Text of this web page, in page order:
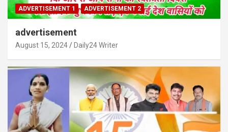
ADVERTISEMENT 1 ADVERTISEMENT 2
advertisement
August 15, 2024 Daily24 Writer